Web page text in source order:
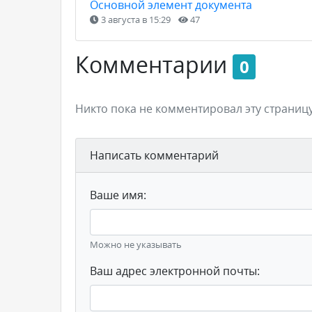
Основной элемент документа
3 августа в 15:29 47
Комментарии 0
Никто пока не комментировал эту
Написать комментарий
Ваше имя:
Можно не указывать
Ваш адрес электронной почты: